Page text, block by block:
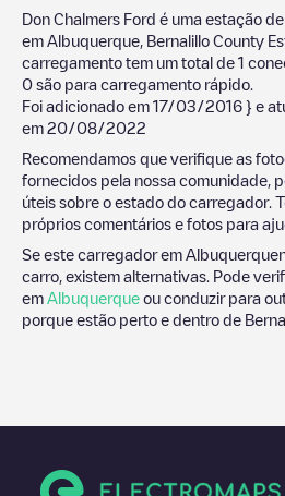
Don Chalmers Ford é uma estação
em Albuquerque Bernalillo County
carregamento tem um total de 1
0 são para carregamento rápido.
Foi adicionado em 17/03/2016 } e
em 20/08/2022
Recomendamos que verifique as
fornecidos pela nossa comunidade,
úteis sobre o estado do carregador.
próprios comentários e fotos para
Se este carregador em Albuquerque
carro, existem alternativas. Pode
em Albuquerque ou conduzir para
porque estão perto e dentro de